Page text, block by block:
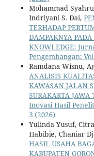
Mohammad
Indriyani S. Dai,
TERHADAP
DAMPAKNYA
KNOWLEDGE:
Pengembangan:
Ramdana Wisnu,
ANALISIS
KAWASAN JALAN
SURAKARTA JAWA
Inovasi Hasil
3 (2026)
Yulinda Yusuf,
Habibie, Chaniar
HASIL USAHA
KABUPATEN